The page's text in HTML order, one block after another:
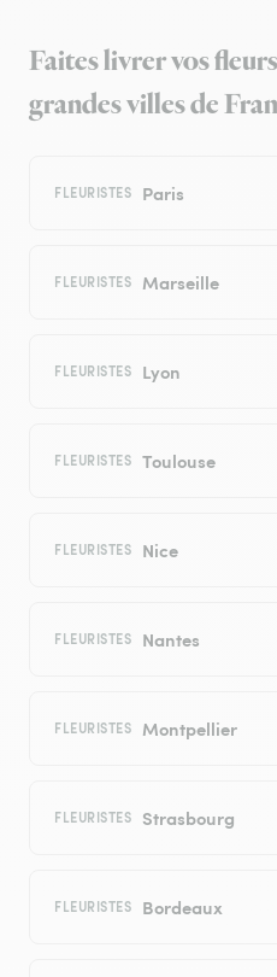
Faites livrer vos
grandes villes de
FLEURISTES Paris
FLEURISTES Marseille
FLEURISTES Lyon
FLEURISTES Toulouse
FLEURISTES Nice
FLEURISTES Nantes
FLEURISTES Montpellier
FLEURISTES Strasbourg
FLEURISTES Bordeaux